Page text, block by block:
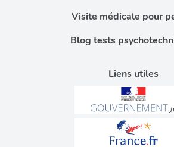
Liens utiles
Visite médicale pour
Blog tests